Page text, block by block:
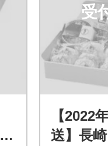
受
【2022
送】長